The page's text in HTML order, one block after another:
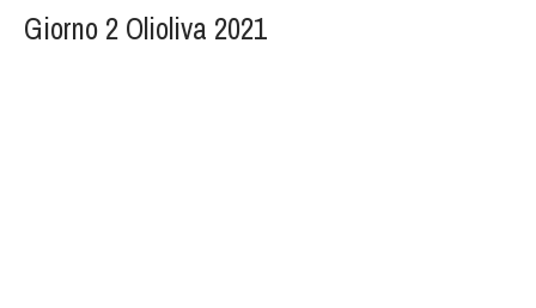
Giorno 2 Olioliva 2021